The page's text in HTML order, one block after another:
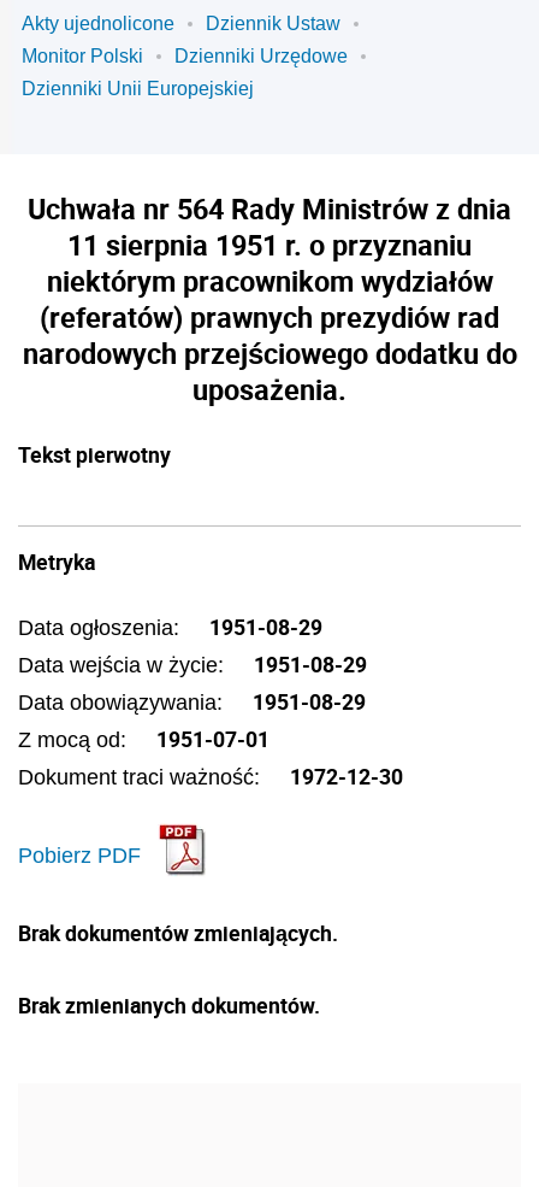
Akty ujednolicone
Dziennik Ustaw
Monitor Polski
Dzienniki Urzędowe
Dzienniki Unii Europejskiej
Uchwała nr 564 Rady Ministrów z dnia
11 sierpnia 1951 r. o przyznaniu
niektórym pracownikom wydziałów
(referatów) prawnych prezydiów rad
narodowych przejściowego dodatku do
uposażenia.
Tekst pierwotny
Metryka
Data ogłoszenia: 1951-08-29
Data wejścia w życie: 1951-08-29
Data obowiązywania: 1951-08-29
Z mocą od: 1951-07-01
Dokument traci ważność: 1972-12-30
Pobierz PDF
Brak dokumentów zmieniających.
Brak zmienianych dokumentów.